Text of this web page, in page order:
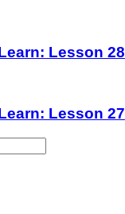
Lesson 28
Lesson 27